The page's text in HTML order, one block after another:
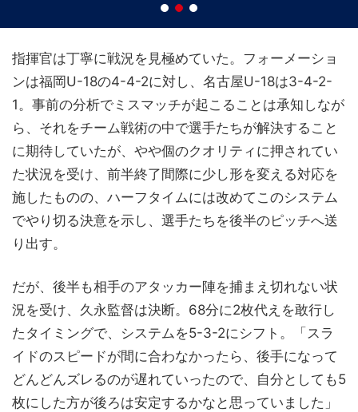
指揮官は丁寧に戦況を見極めていた。フォーメーショ
ンは福岡U-18の4-4-2に対し、名古屋U-18は3-4-2-
1。事前の分析でミスマッチが起こることは承知しなが
ら、それをチーム戦術の中で選手たちが解決すること
に期待していたが、やや個のクオリティに押されてい
た状況を受け、前半終了間際に少し形を変える対応を
施したものの、ハーフタイムには改めてこのシステム
でやり切る決意を示し、選手たちを後半のピッチへ送
り出す。
だが、後半も相手のアタッカー陣を捕まえ切れない状
況を受け、久永監督は決断。68分に2枚代えを敢行し
たタイミングで、システムを5-3-2にシフト。「スラ
イドのスピードが間に合わなかったら、後手になって
どんどんズレるのが遅れていったので、自分としても5
枚にした方が後ろは安定するかなと思っていました」